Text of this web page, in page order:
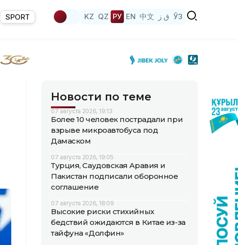
SPORT KZ QZ РУ EN 中文 ق ز ЎЗ
Новости по теме
07 августа 2026, 19:13
Более 10 человек пострадали при
взрыве микроавтобуса под
Дамаском
07 августа 2026, 19:05
Турция, Саудовская Аравия и
Пакистан подписали оборонное
соглашение
07 августа 2026, 18:09
Высокие риски стихийных
бедствий ожидаются в Китае из-за
тайфуна «Долфин»